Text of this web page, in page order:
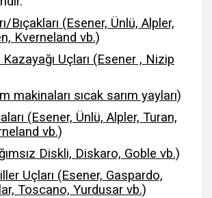
Bıçakları (Esener, Ünlü, Alpler,
Kverneland vb.)
Uçları (Esener , Nizip
makinaları sıcak sarım yayları)
(Esener, Ünlü, Alpler, Turan,
vb.)
Diskli, Diskaro, Goble vb.)
Uçları (Esener, Gaspardo,
Toscano, Yurdusar vb.)